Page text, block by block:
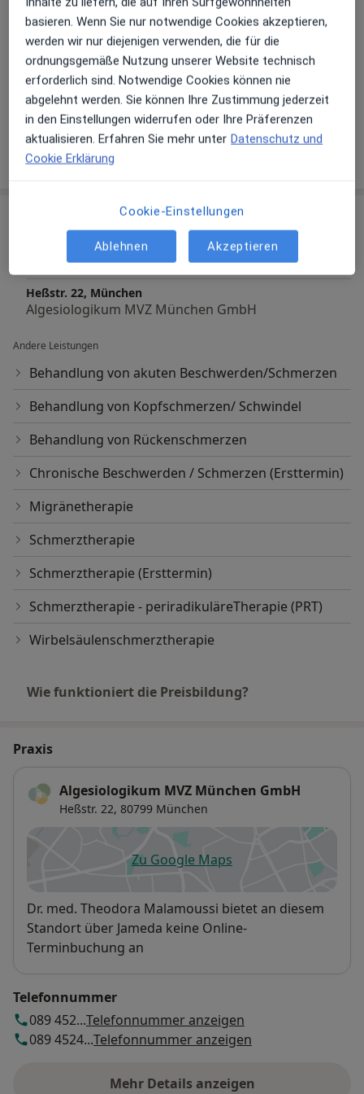
Mit der individuellen Kombination verschiedener
diagnostischer und therapeutischer Verfahren
schaffen wir gemeinsam mit Ihnen die Grundlage Ihre
Lebensqualität, Flexibilität und Mobilität im Alltag und
Berufsleben langfristig zu verbessern.
Gemeinsam mit unserem engagierten Team begleite
Ihre Dr. med. Theodora Malamoussi
Psychosomatische Grundversorgung
Hauptsächlich behandelte Krankheiten
Rückenschmerzen
Kopfschmerz
Nackenschmerzen
Schmerzen
Cluster-Kopfschmerz
+5a11y_sr_more_diseases
Mehr Details anzeigen
Leistungen & Kosten
Beliebte Leistungen
Allgemeine Sprechstunde
Heßstr. 22, München
Algesiologikum MVZ München GmbH
Andere Leistungen
Behandlung von akuten Beschwerden/Schmerzen
Behandlung von Kopfschmerzen/ Schwindel
Behandlung von Rückenschmerzen
Chronische Beschwerden / Schmerzen (Ersttermin)
Migränetherapie
Schmerztherapie
Schmerztherapie (Ersttermin)
Schmerztherapie - periradikuläreTherapie (PRT)
Wirbelsäulenschmerztherapie
Wie funktioniert die Preisbildung?
Praxis
Algesiologikum MVZ München GmbH
Heßstr. 22, 80799 München
Zu Google Mapsöffnet in einer neuen
Verfügbarkeit
Dr. med. Theodora Malamoussi bietet an diesem
Standort über Jameda keine Online-
Terminbuchung an
Telefonnummer
089 452...Telefonnummer anzeigen
089 4524...Telefonnummer anzeigen
Mehr Details anzeigen
basieren. Wenn Sie nur notwendige Cookies akzeptieren,
werden wir nur diejenigen verwenden, die für die
ordnungsgemäße Nutzung unserer Website technisch
erforderlich sind. Notwendige Cookies können nie
abgelehnt werden. Sie können Ihre Zustimmung jederzeit
in den Einstellungen widerrufen oder Ihre Präferenzen
aktualisieren. Erfahren Sie mehr unter Datenschutz und
Cookie Erklärung
Cookie-Einstellungen
Ablehnen Akzeptieren